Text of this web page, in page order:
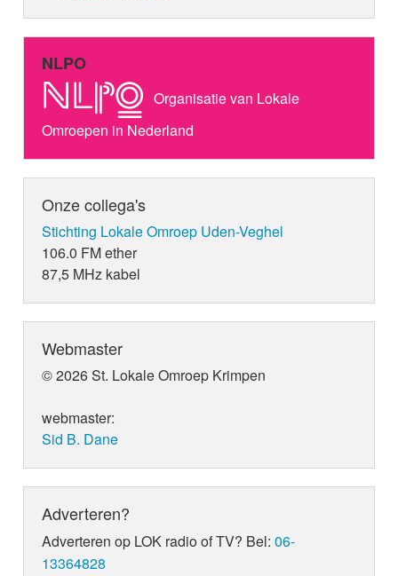
NLPO
Organisatie van Lokale
Omroepen in Nederland
Onze collega's
Stichting Lokale Omroep Uden-Veghel
106.0 FM ether
87,5 MHz kabel
Webmaster
© 2026 St. Lokale Omroep Krimpen
webmaster:
Sid B. Dane
Adverteren?
Adverteren op LOK radio of TV? Bel:06-
13364828